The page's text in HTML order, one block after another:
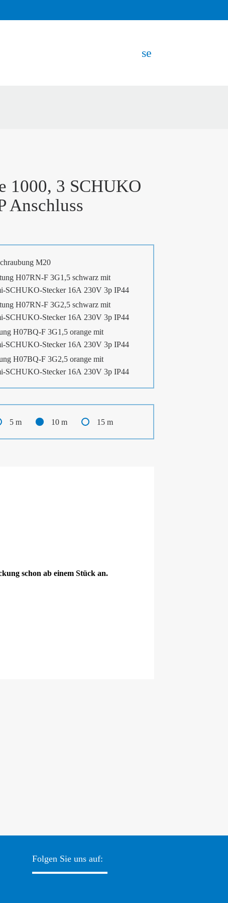
search
1000, 3 SCHUKO
Anschluss
M20
H07RN-F 3G1,5 schwarz mit
SCHUKO-Stecker 16A 230V 3p IP44
H07RN-F 3G2,5 schwarz mit
SCHUKO-Stecker 16A 230V 3p IP44
H07BQ-F 3G1,5 orange mit
SCHUKO-Stecker 16A 230V 3p IP44
H07BQ-F 3G2,5 orange mit
SCHUKO-Stecker 16A 230V 3p IP44
5 m 10 m 15 m
schon ab einem Stück an.
Folgen Sie uns auf: